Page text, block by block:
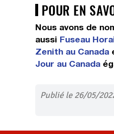
POUR EN
Nous avons de
aussi Fuseau
Zenith au Canada
Jour au Canada
Publié le 26/05/